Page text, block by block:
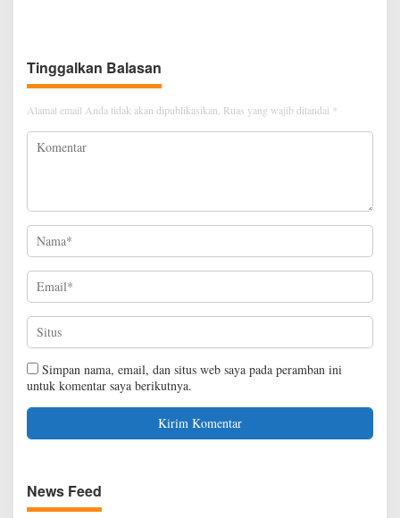
Tinggalkan Balasan
Alamat email Anda tidak akan dipublikasikan. Ruas yang wajib ditandai *
Simpan nama, email, dan situs web saya pada peramban ini
untuk komentar saya berikutnya.
News Feed